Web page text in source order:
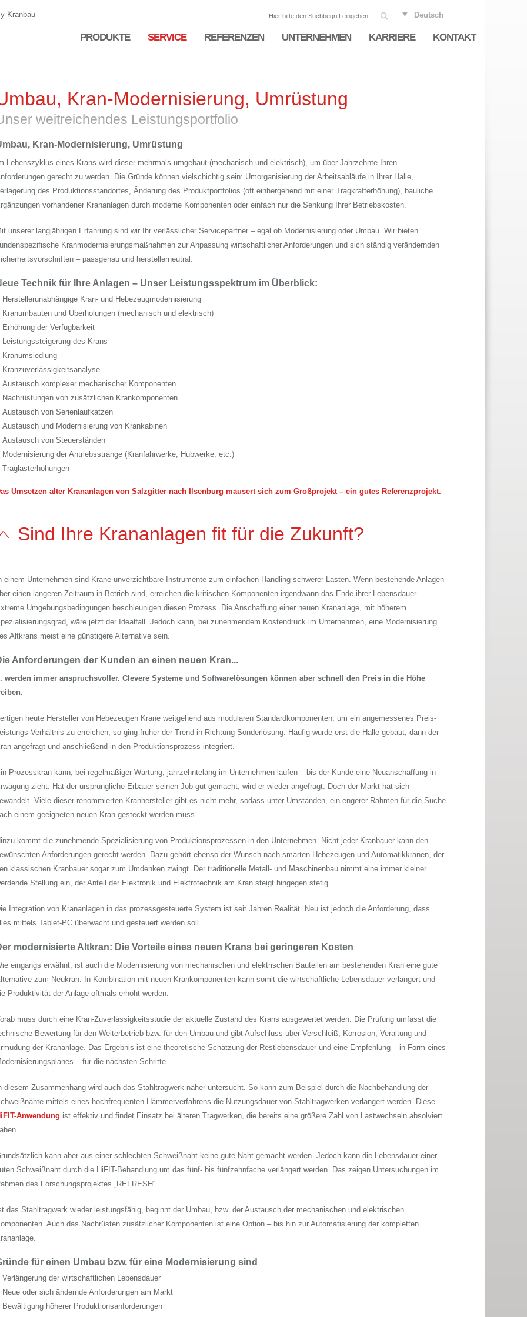
Kranbau
Deutsch
PRODUKTE SERVICE REFERENZEN UNTERNEHMEN KARRIERE KONTAKT
Kran-Modernisierung, Umrüstung
weitreichendes Leistungsportfolio
Kran-Modernisierung, Umrüstung
Lebenszyklus eines Krans wird dieser mehrmals umgebaut (mechanisch und elektrisch), um über Jahrzehnte Ihren
gerecht zu werden. Die Gründe können vielschichtig sein: Umorganisierung der Arbeitsabläufe in Ihrer Halle,
des Produktionsstandortes, Änderung des Produktportfolios (oft einhergehend mit einer Tragkrafterhöhung), bauliche
vorhandener Krananlagen durch moderne Komponenten oder einfach nur die Senkung Ihrer Betriebskosten.
unserer langjährigen Erfahrung sind wir Ihr verlässlicher Servicepartner – egal ob Modernisierung oder Umbau. Wir bieten
Kranmodernisierungsmaßnahmen zur Anpassung wirtschaftlicher Anforderungen und sich ständig verändernden
– passgenau und herstellerneutral.
Technik für Ihre Anlagen – Unser Leistungsspektrum im Überblick:
Herstellerunabhängige Kran- und Hebezeugmodernisierung
Kranumbauten und Überholungen (mechanisch und elektrisch)
Erhöhung der Verfügbarkeit
Leistungssteigerung des Krans
Kranumsiedlung
Kranzuverlässigkeitsanalyse
Austausch komplexer mechanischer Komponenten
Nachrüstungen von zusätzlichen Krankomponenten
Austausch von Serienlaufkatzen
Austausch und Modernisierung von Krankabinen
Austausch von Steuerständen
Modernisierung der Antriebsstränge (Kranfahrwerke, Hubwerke, etc.)
Traglasterhöhungen
Umsetzen alter Krananlagen von Salzgitter nach Ilsenburg mausert sich zum Großprojekt – ein gutes Referenzprojekt.
Sind Ihre Krananlagen fit für die Zukunft?
einem Unternehmen sind Krane unverzichtbare Instrumente zum einfachen Handling schwerer Lasten. Wenn bestehende Anlagen
einen längeren Zeitraum in Betrieb sind, erreichen die kritischen Komponenten irgendwann das Ende ihrer Lebensdauer.
Umgebungsbedingungen beschleunigen diesen Prozess. Die Anschaffung einer neuen Krananlage, mit höherem
wäre jetzt der Idealfall. Jedoch kann, bei zunehmendem Kostendruck im Unternehmen, eine Modernisierung
Altkrans meist eine günstigere Alternative sein.
Anforderungen der Kunden an einen neuen Kran...
werden immer anspruchsvoller. Clevere Systeme und Softwarelösungen können aber schnell den Preis in die Höhe
heute Hersteller von Hebezeugen Krane weitgehend aus modularen Standardkomponenten, um ein angemessenes Preis-
Verhältnis zu erreichen, so ging früher der Trend in Richtung Sonderlösung. Häufig wurde erst die Halle gebaut, dann der
angefragt und anschließend in den Produktionsprozess integriert.
Prozesskran kann, bei regelmäßiger Wartung, jahrzehntelang im Unternehmen laufen – bis der Kunde eine Neuanschaffung in
zieht. Hat der ursprüngliche Erbauer seinen Job gut gemacht, wird er wieder angefragt. Doch der Markt hat sich
Viele dieser renommierten Kranhersteller gibt es nicht mehr, sodass unter Umständen, ein engerer Rahmen für die Suche
einem geeigneten neuen Kran gesteckt werden muss.
kommt die zunehmende Spezialisierung von Produktionsprozessen in den Unternehmen. Nicht jeder Kranbauer kann den
Anforderungen gerecht werden. Dazu gehört ebenso der Wunsch nach smarten Hebezeugen und Automatikkranen, der
klassischen Kranbauer sogar zum Umdenken zwingt. Der traditionelle Metall- und Maschinenbau nimmt eine immer kleiner
Stellung ein, der Anteil der Elektronik und Elektrotechnik am Kran steigt hingegen stetig.
Integration von Krananlagen in das prozessgesteuerte System ist seit Jahren Realität. Neu ist jedoch die Anforderung, dass
mittels Tablet-PC überwacht und gesteuert werden soll.
modernisierte Altkran: Die Vorteile eines neuen Krans bei geringeren Kosten
eingangs erwähnt, ist auch die Modernisierung von mechanischen und elektrischen Bauteilen am bestehenden Kran eine gute
zum Neukran. In Kombination mit neuen Krankomponenten kann somit die wirtschaftliche Lebensdauer verlängert und
Produktivität der Anlage oftmals erhöht werden.
muss durch eine Kran-Zuverlässigkeitsstudie der aktuelle Zustand des Krans ausgewertet werden. Die Prüfung umfasst die
Bewertung für den Weiterbetrieb bzw. für den Umbau und gibt Aufschluss über Verschleiß, Korrosion, Veraltung und
der Krananlage. Das Ergebnis ist eine theoretische Schätzung der Restlebensdauer und eine Empfehlung – in Form eines
– für die nächsten Schritte.
diesem Zusammenhang wird auch das Stahltragwerk näher untersucht. So kann zum Beispiel durch die Nachbehandlung der
mittels eines hochfrequenten Hämmerverfahrens die Nutzungsdauer von Stahltragwerken verlängert werden. Diese
Anwendung ist effektiv und findet Einsatz bei älteren Tragwerken, die bereits eine größere Zahl von Lastwechseln absolviert
kann aber aus einer schlechten Schweißnaht keine gute Naht gemacht werden. Jedoch kann die Lebensdauer einer
Schweißnaht durch die HiFIT-Behandlung um das fünf- bis fünfzehnfache verlängert werden. Das zeigen Untersuchungen im
des Forschungsprojektes „REFRESH“.
das Stahltragwerk wieder leistungsfähig, beginnt der Umbau, bzw. der Austausch der mechanischen und elektrischen
Auch das Nachrüsten zusätzlicher Komponenten ist eine Option – bis hin zur Automatisierung der kompletten
für einen Umbau bzw. für eine Modernisierung sind
Verlängerung der wirtschaftlichen Lebensdauer
Neue oder sich ändernde Anforderungen am Markt
Bewältigung höherer Produktionsanforderungen